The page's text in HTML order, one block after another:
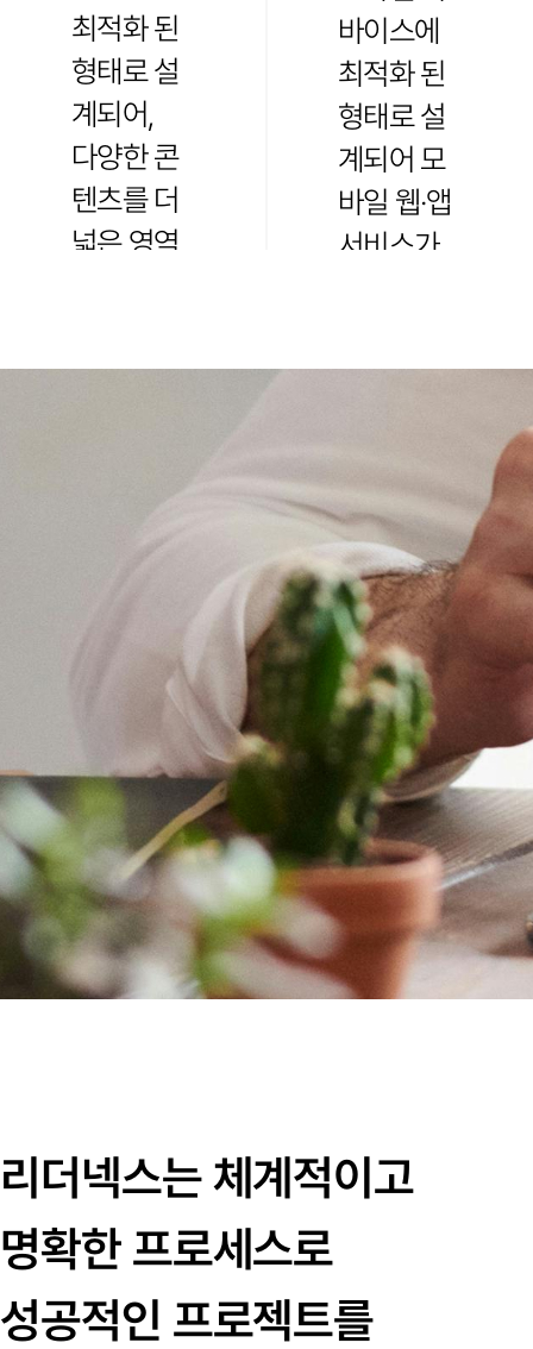
최적화 된
형태로 설
계되어,
다양한 콘
텐츠를 더
넓은 영역
있습니다.
바이스에
최적화 된
형태로 설
계되어 모
바일 웹·앱
서비스가
리더넥스는 체계적이고
명확한 프로세스로
성공적인 프로젝트를